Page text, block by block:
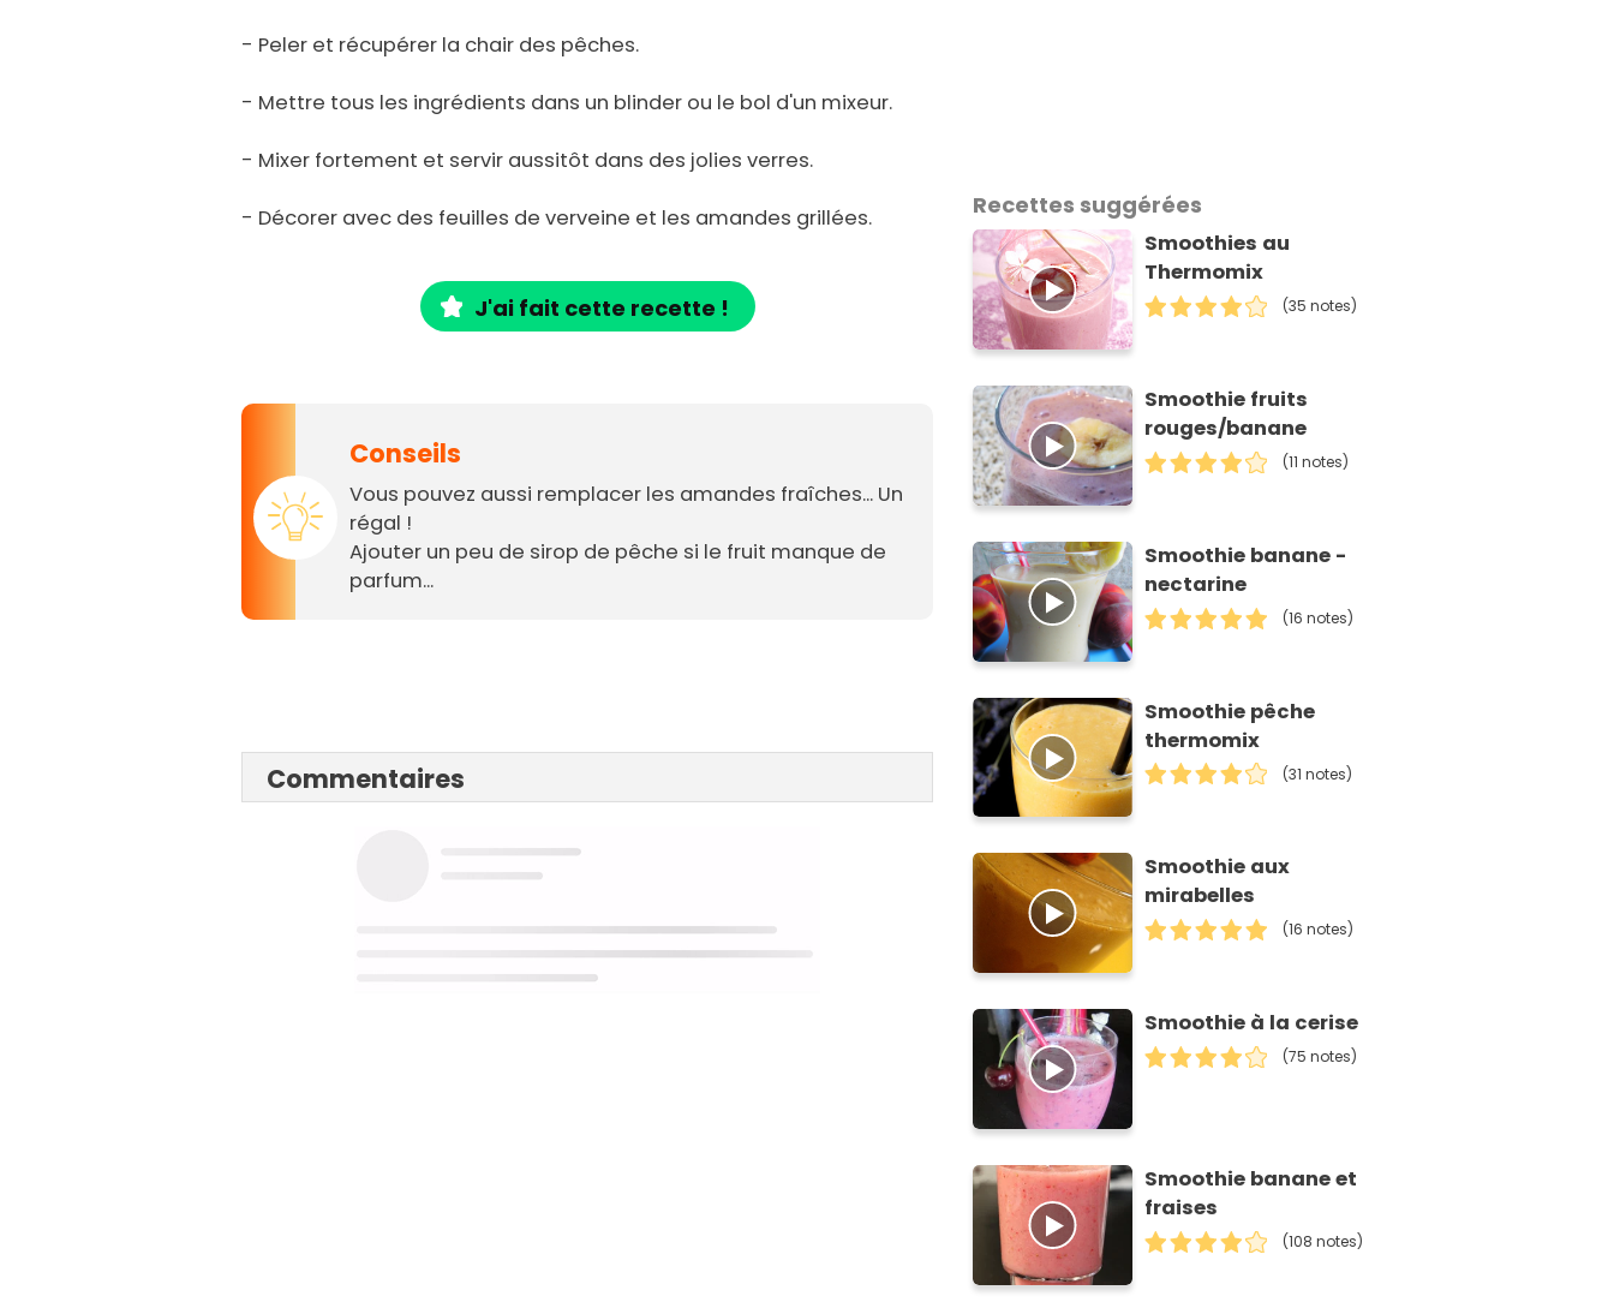
- Peler et récupérer la chair des pêches.
- Mettre tous les ingrédients dans un blinder ou le bol d'un mixeur.
- Mixer fortement et servir aussitôt dans des jolies verres.
- Décorer avec des feuilles de verveine et les amandes grillées.
J'ai fait cette recette !
Conseils
Vous pouvez aussi remplacer les amandes fraîches... Un
régal !
Ajouter un peu de sirop de pêche si le fruit manque de
parfum...
Commentaires
Recettes suggérées
Smoothies au
Thermomix
(35 notes)
Smoothie fruits
rouges/banane
(11 notes)
Smoothie banane -
nectarine
(16 notes)
Smoothie pêche
thermomix
(31 notes)
Smoothie aux
mirabelles
(16 notes)
Smoothie à la cerise
(75 notes)
Smoothie banane et
fraises
(108 notes)